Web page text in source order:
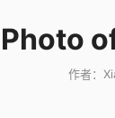
Photo
作者：